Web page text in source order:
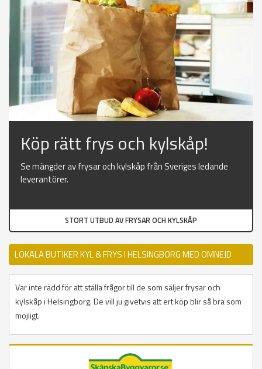
Köp rätt frys och kylskåp!
Se mängder av frysar och kylskåp från Sveriges ledande
leverantörer.
STORT UTBUD AV FRYSAR OCH KYLSKÅP
LOKALA BUTIKER KYL & FRYS I HELSINGBORG MED OMNEJD
Var inte rädd för att ställa frågor till de som säljer frysar och
kylskåp i Helsingborg. De vill ju givetvis att ert köp blir så bra som
möjligt.